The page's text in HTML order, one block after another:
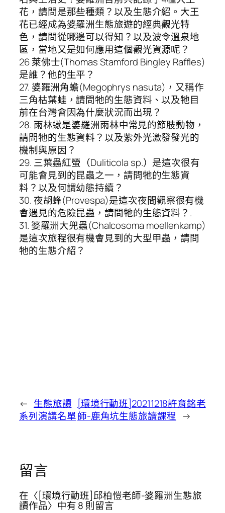
花，請問是那些種類？以及生態介紹。大王
花已經成為婆羅洲生態旅遊的經典觀光特
色，請問從哪邊可以得知？以及波令溫泉地
區，當地又是如何應用這個觀光資源呢？
26 萊佛士(Thomas Stamford Bingley Raffles)
是誰？他的生平？
27. 婆羅洲角蟾(Megophrys nasuta)，又稱作
三角枯葉蛙，請問牠的生態資料、以及牠目
前在台灣會因為什麼狀況而出現？
28. 雨林蠍是婆羅洲雨林中常見的節肢動物，
請問牠的生態資料？以及紫外光激發發光的
機制與原因？
29. 三葉蟲紅螢（Duliticola sp.）是這次很有
可能會見到的昆蟲之一，請問牠的生態資
料？以及何謂幼態持續？
30. 夜胡蜂(Provespa)是這次夜間觀察很有機
會遇見的危險昆蟲，請問牠的生態資料？.
31. 婆羅洲大兜蟲(Chalcosoma moellenkamp)
是這次旅程很有機會見到的大型甲蟲，請問
牠的生態介紹？
← 生態旅讀
系列演講名單
[環境行動班]20211218許育銘老
師-鹿角坑生態旅讀課程 →
留言
在〈[環境行動班]邱柏愷老師-婆羅洲生態旅
讀作品〉中有 8 則留言